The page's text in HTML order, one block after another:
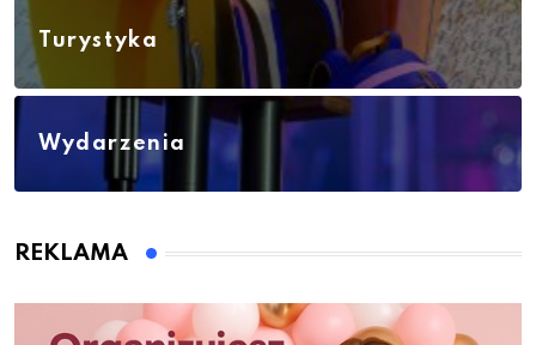
Turystyka
Wydarzenia
REKLAMA